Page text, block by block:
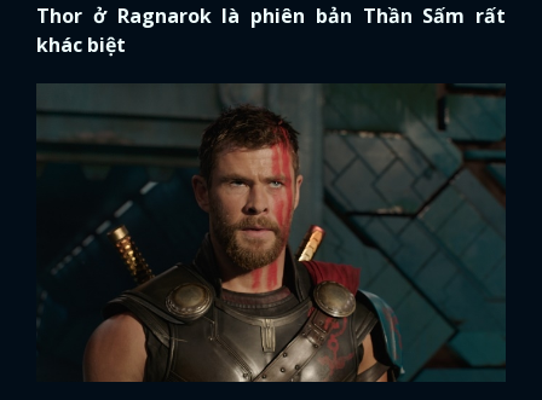
Thor ở Ragnarok là phiên bản Thần Sấm rất
khác biệt